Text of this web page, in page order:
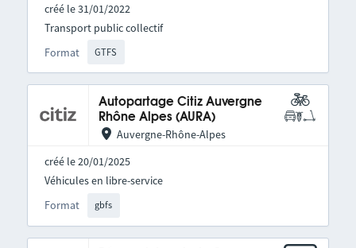
créé le 31/01/2022
Format GTFS
Transport public collectif
Autopartage Citiz Auvergne
Rhône Alpes (AURA)
Auvergne-Rhône-Alpes
créé le 20/01/2025
Format gbfs
Véhicules en libre-service